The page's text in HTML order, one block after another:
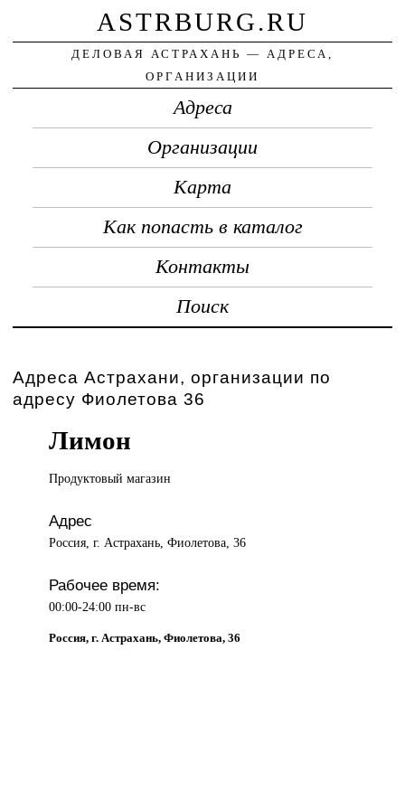
ASTRBURG.RU
ДЕЛОВАЯ АСТРАХАНЬ — АДРЕСА,
ОРГАНИЗАЦИИ
Адреса
Организации
Карта
Как попасть в каталог
Контакты
Поиск
Адреса Астрахани, организации по
адресу Фиолетова 36
Лимон
Продуктовый магазин
Адрес
Россия, г. Астрахань, Фиолетова, 36
Рабочее время:
00:00-24:00 пн-вс
Россия, г. Астрахань, Фиолетова, 36